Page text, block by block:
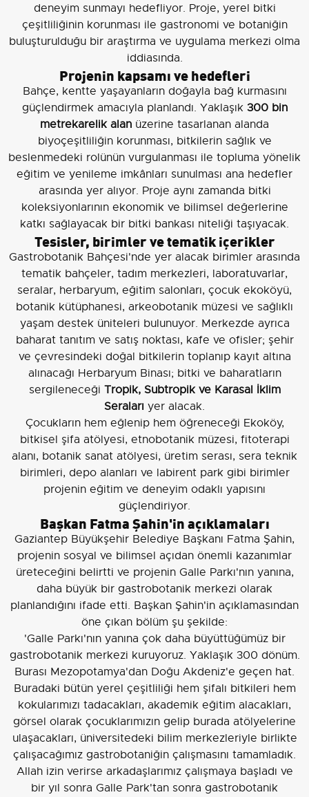
deneyim sunmayı hedefliyor. Proje, yerel bitki
çeşitliliğinin korunması ile gastronomi ve botaniğin
buluşturulduğu bir araştırma ve uygulama merkezi olma
iddiasında.
Projenin kapsamı ve hedefleri
Bahçe, kentte yaşayanların doğayla bağ kurmasını
güçlendirmek amacıyla planlandı. Yaklaşık 300 bin
metrekarelik alan üzerine tasarlanan alanda
biyoçeşitliliğin korunması, bitkilerin sağlık ve
beslenmedeki rolünün vurgulanması ile topluma yönelik
eğitim ve yenileme imkânları sunulması ana hedefler
arasında yer alıyor. Proje aynı zamanda bitki
koleksiyonlarının ekonomik ve bilimsel değerlerine
katkı sağlayacak bir bitki bankası niteliği taşıyacak.
Tesisler, birimler ve tematik içerikler
Gastrobotanik Bahçesi'nde yer alacak birimler arasında
tematik bahçeler, tadım merkezleri, laboratuvarlar,
seralar, herbaryum, eğitim salonları, çocuk ekoköyü,
botanik kütüphanesi, arkeobotanik müzesi ve sağlıklı
yaşam destek üniteleri bulunuyor. Merkezde ayrıca
baharat tanıtım ve satış noktası, kafe ve ofisler; şehir
ve çevresindeki doğal bitkilerin toplanıp kayıt altına
alınacağı Herbaryum Binası; bitki ve baharatların
sergileneceği Tropik, Subtropik ve Karasal İklim
Seraları yer alacak.
Çocukların hem eğlenip hem öğreneceği Ekoköy,
bitkisel şifa atölyesi, etnobotanik müzesi, fitoterapi
alanı, botanik sanat atölyesi, üretim serası, sera teknik
birimleri, depo alanları ve labirent park gibi birimler
projenin eğitim ve deneyim odaklı yapısını
güçlendiriyor.
Başkan Fatma Şahin'in açıklamaları
Gaziantep Büyükşehir Belediye Başkanı Fatma Şahin,
projenin sosyal ve bilimsel açıdan önemli kazanımlar
üreteceğini belirtti ve projenin Galle Parkı'nın yanına,
daha büyük bir gastrobotanik merkezi olarak
planlandığını ifade etti. Başkan Şahin'in açıklamasından
öne çıkan bölüm şu şekilde:
'Galle Parkı'nın yanına çok daha büyüttüğümüz bir
gastrobotanik merkezi kuruyoruz. Yaklaşık 300 dönüm.
Burası Mezopotamya'dan Doğu Akdeniz'e geçen hat.
Buradaki bütün yerel çeşitliliği hem şifalı bitkileri hem
kokularımızı tadacakları, akademik eğitim alacakları,
görsel olarak çocuklarımızın gelip burada atölyelerine
ulaşacakları, üniversitedeki bilim merkezleriyle birlikte
çalışacağımız gastrobotaniğin çalışmasını tamamladık.
Allah izin verirse arkadaşlarımız çalışmaya başladı ve
bir yıl sonra Galle Park'tan sonra gastrobotanik